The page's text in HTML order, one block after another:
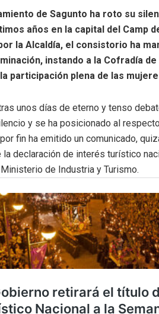
de Sagunto ha roto su
años en la capital del Camp
la Alcaldía, el consistorio ha
, instando a la Cofradía
participación plena de las
unos días de eterno y tenso
y se ha posicionado al
fin ha emitido un comunicado,
la declaración de interés turístico
de Industria y Turismo.